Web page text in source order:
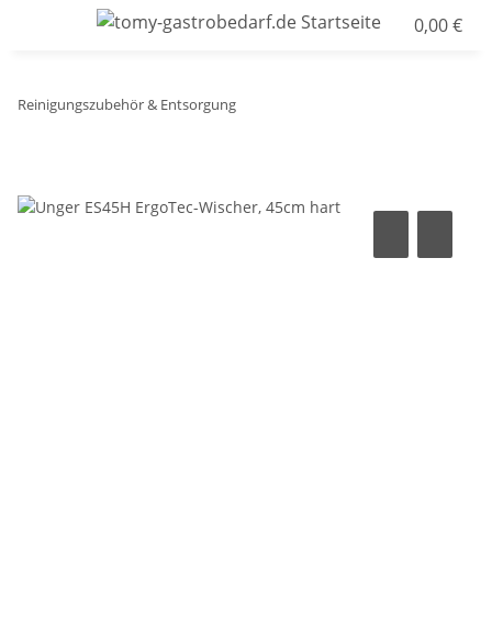
0,00 €
Reinigungszubehör & Entsorgung